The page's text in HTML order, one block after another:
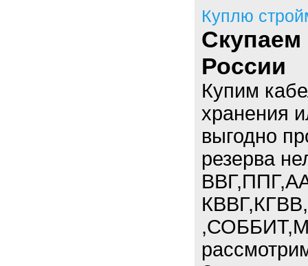
Куплю
Скупаем
России
Купим
хранения
выгодно
резерва